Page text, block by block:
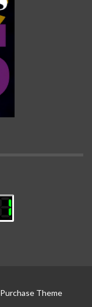
Purchase Theme